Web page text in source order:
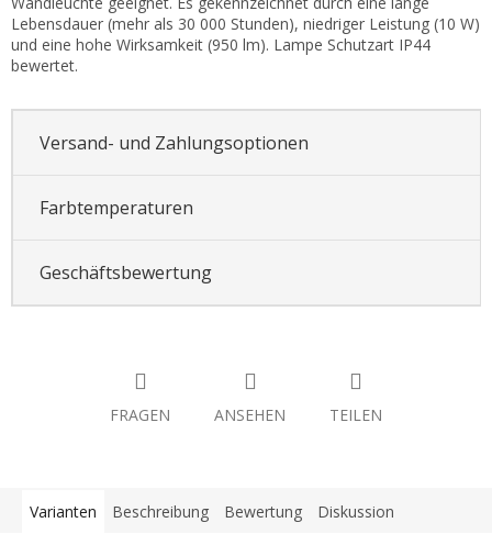
Lebensdauer (mehr als 30 000 Stunden), niedriger Leistung (10 W)
und eine hohe Wirksamkeit (950 lm). Lampe Schutzart IP44
bewertet.
Versand- und Zahlungsoptionen
Farbtemperaturen
Geschäftsbewertung
FRAGEN ANSEHEN TEILEN
Varianten Beschreibung Bewertung Diskussion